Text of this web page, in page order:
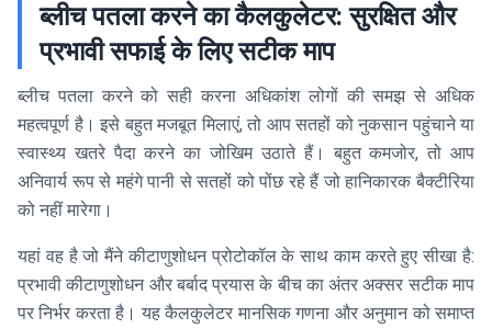
ब्लीच पतला करने का कैलकुलेटर: सुरक्षित और
प्रभावी सफाई के लिए सटीक माप
ब्लीच पतला करने को सही करना अधिकांश लोगों की समझ से अधिक
महत्वपूर्ण है। इसे बहुत मजबूत मिलाएं, तो आप सतहों को नुकसान पहुंचाने या
स्वास्थ्य खतरे पैदा करने का जोखिम उठाते हैं। बहुत कमजोर, तो आप
अनिवार्य रूप से महंगे पानी से सतहों को पोंछ रहे हैं जो हानिकारक बैक्टीरिया
को नहीं मारेगा।
यहां वह है जो मैंने कीटाणुशोधन प्रोटोकॉल के साथ काम करते हुए सीखा है:
प्रभावी कीटाणुशोधन और बर्बाद प्रयास के बीच का अंतर अक्सर सटीक माप
पर निर्भर करता है। यह कैलकुलेटर मानसिक गणना और अनुमान को समाप्त